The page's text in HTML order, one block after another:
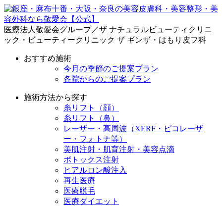
医療法人敬愛会グループ／ザ ナチュラルビューティクリニ
ック・ビューティークリニック ザ ギンザ・はもり皮フ科
おすすめ施術
今月の季節のご提案プラン
各院からのご提案プラン
施術方法から探す
糸リフト（顔）
糸リフト（鼻）
レーザー・高周波（XERF・ピコレーザ
ー・フォトナ等）
美肌注射・肌育注射・美容点滴
ボトックス注射
ヒアルロン酸注入
再生医療
医療脱毛
医療ダイエット